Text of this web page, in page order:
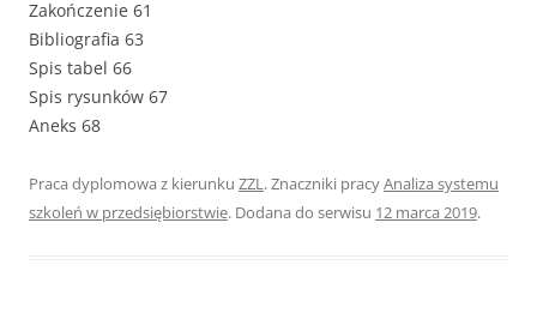
Zakończenie 61
Bibliografia 63
Spis tabel 66
Spis rysunków 67
Aneks 68
Praca dyplomowa z kierunku ZZL. Znaczniki pracyAnaliza systemu
szkoleń w przedsiębiorstwie. Dodana do serwisu 12 marca 2019.